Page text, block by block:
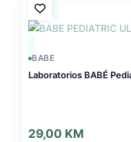
BABE
Laboratorios BABÉ
29,00 KM